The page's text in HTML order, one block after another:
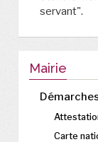
servant".
Mairie
Carte